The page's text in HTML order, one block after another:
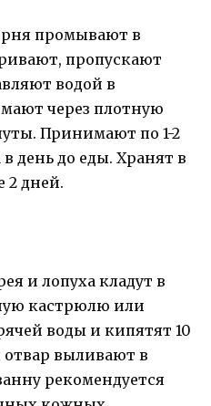
промывают в
пропускают
водой в
через плотную
Принимают по 1-2
день до еды. Хранят в
2 дней.
и лопуха кладут в
кастрюлю или
воды и кипятят 10
выливают в
рекомендуется